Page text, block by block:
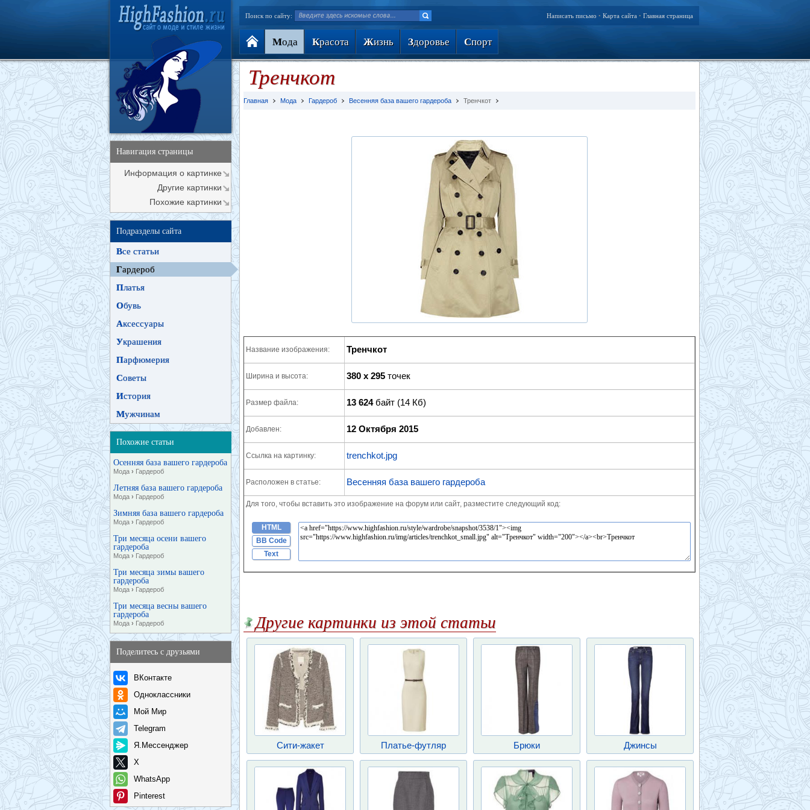
Поиск по сайту: Написать письмо • Карта сайта • Главная страница
Мода Красота Жизнь Здоровье Спорт
Навигация страницы
Информация о картинке
Другие картинки
Похожие картинки
Подразделы сайта
Все статьи
Гардероб
Платья
Обувь
Аксессуары
Украшения
Парфюмерия
Советы
История
Мужчинам
Похожие статьи
Осенняя база вашего гардероба
Мода › Гардероб
Летняя база вашего гардероба
Мода › Гардероб
Зимняя база вашего гардероба
Мода › Гардероб
Три месяца осени вашего
гардероба
Мода › Гардероб
Три месяца зимы вашего
гардероба
Мода › Гардероб
Три месяца весны вашего
гардероба
Мода › Гардероб
Поделитесь с друзьями
ВКонтакте
Одноклассники
Мой Мир
Telegram
Я.Мессенджер
X
WhatsApp
Pinterest
Тренчкот
Главная Мода Гардероб Весенняя база вашего гардероба Тренчкот
Название изображения: Тренчкот
Ширина и высота: 380 x 295 точек
Размер файла: 13 624байт (14 Кб)
Добавлен: 12 Октября 2015
Ссылка на картинку: trenchkot.jpg
Расположен в статье: Весенняя база вашего гардероба
Для того, чтобы вставить это изображение на форум или сайт, разместите следующий код:
HTML
BB Code
Text
Другие картинки из этой статьи
Сити-жакет Платье-футляр Брюки Джинсы